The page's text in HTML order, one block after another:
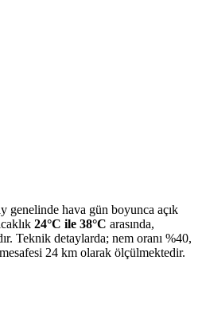
genelinde hava gün boyunca açık
24°C ile 38°C arasında,
Teknik detaylarda; nem oranı %40,
24 km olarak ölçülmektedir.